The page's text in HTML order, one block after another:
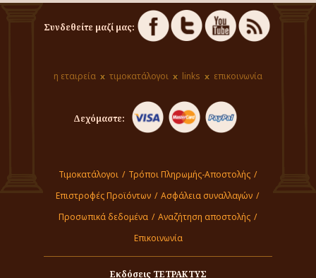
Συνδεθείτε μαζί μας:
η εταιρεία τιμοκατάλογοι links επικοινωνία
Δεχόμαστε:
Τιμοκατάλογοι / Τρόποι Πληρωμής-Αποστολής /
Επιστροφές Προϊόντων / Ασφάλεια συναλλαγών /
Προσωπικά δεδομένα / Αναζήτηση αποστολής /
Επικοινωνία
Εκδόσεις ΤΕΤΡΑΚΤΥΣ